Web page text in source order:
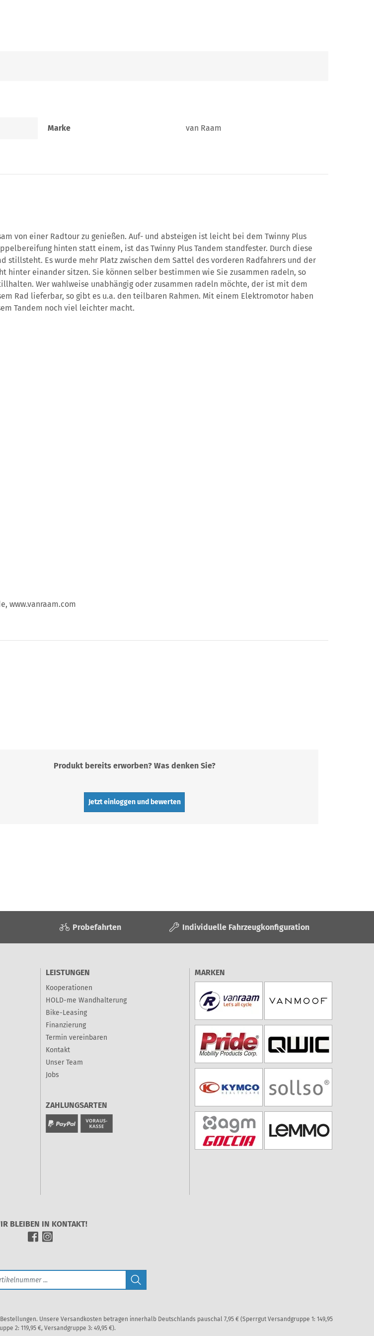
Marke van Raam
von einer Radtour zu genießen. Auf- und absteigen ist leicht bei dem Twinny Plus
hinten statt einem, ist das Twinny Plus Tandem standfester. Durch diese
stillsteht. Es wurde mehr Platz zwischen dem Sattel des vorderen Radfahrers und der
hinter einander sitzen. Sie können selber bestimmen wie Sie zusammen radeln, so
Wer wahlweise unabhängig oder zusammen radeln möchte, der ist mit dem
Rad lieferbar, so gibt es u.a. den teilbaren Rahmen. Mit einem Elektromotor haben
Tandem noch viel leichter macht.
www.vanraam.com
Produkt bereits erworben? Was denken Sie?
Jetzt einloggen und bewerten
Probefahrten Individuelle Fahrzeugkonfiguration
LEISTUNGEN
Kooperationen
HOLD-me Wandhalterung
Bike-Leasing
Finanzierung
Termin vereinbaren
Kontakt
Unser Team
Jobs
ZAHLUNGSARTEN
MARKEN
BLEIBEN IN KONTAKT!
Unsere Versandkosten betragen innerhalb Deutschlands pauschal 7,95 € (Sperrgut Versandgruppe 1: 149,95
2: 119,95 €, Versandgruppe 3: 49,95 €).